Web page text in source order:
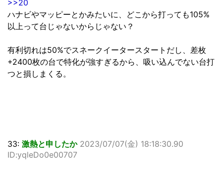
>>20
ハナビやマッピーとかみたいに、どこから打っても105%
以上って台じゃないからじゃない？
有利切れは50%でスネークイータースタートだし、差枚
+2400枚の台で特化が強すぎるから、吸い込んでない台打
つと損しまくる。
33: 激熱と申したか 2023/07/07(金) 18:18:30.90
ID:yqleDo0e00707